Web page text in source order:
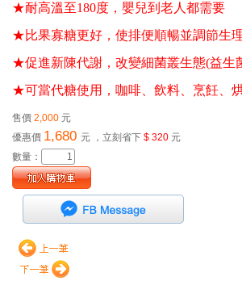
★耐高溫至180度，嬰兒到老人都需要
★比果寡糖更好，使排便順暢並調節生
★促進新陳代謝，改變細菌叢生態(益生
★可當代糖使用，咖啡、飲料、烹飪、
售價 2,000 元
優惠價 1,680 元 ，立刻省下 $ 320 元
數量：